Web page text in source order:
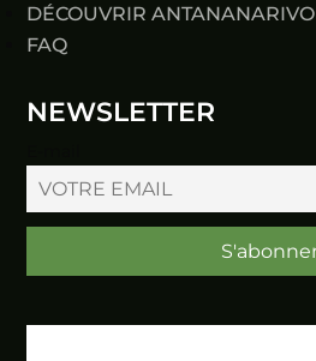
DÉCOUVRIR ANTANANARIVO
FAQ
NEWSLETTER